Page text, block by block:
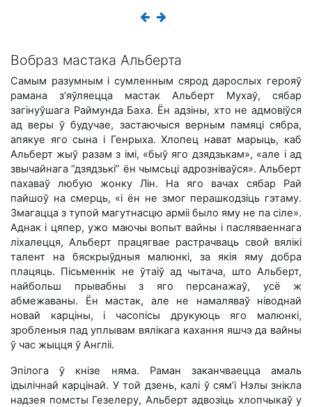
Вобраз мастака Альберта
Самым разумным і сумленным сярод дарослых герояў
рамана з’яўляецца мастак Альберт Мухаў, сябар
загінуўшага Раймунда Баха. Ён адзіны, хто не адмовіўся
ад веры ў будучае, застаючыся верным памяці сябра,
апякуе яго сына і Генрыха. Хлопец нават марыць, каб
Альберт жыў разам з імі, «быў яго дзядзькам», «але і ад
звычайнага “дзядзькі” ён чымсьці адрозніваўся». Альберт
пахаваў любую жонку Лін. На яго вачах сябар Рай
пайшоў на смерць, «і ён не змог перашкодзіць гэтаму.
Змагацца з тупой магутнасцю арміі было яму не па сіле».
Аднак і цяпер, ужо маючы вопыт вайны і пасляваеннага
ліхалецця, Альберт працягвае растрачваць свой вялікі
талент на бяскрыўдныя малюнкі, за якія яму добра
плацяць. Пісьменнік не ўтаіў ад чытача, што Альберт,
найбольш прывабны з яго персанажаў, усё ж
абмежаваны. Ён мастак, але не намаляваў ніводнай
новай карціны, і часопісы друкуюць яго малюнкі,
зробленыя пад уплывам вялікага кахання яшчэ да вайны
ў час жыцця ў Англіі.
Эпілога ў кнізе няма. Раман заканчваецца амаль
ідылічнай карцінай. У той дзень, калі ў сям’і Нэлы знікла
надзея помсты Гезелеру, Альберт адвозіць хлопчыкаў у